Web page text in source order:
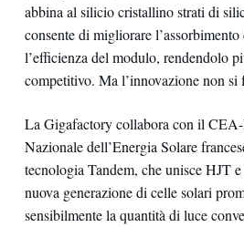
abbina al silicio cristallino strati di
consente di migliorare
l’efficienza del modulo, rendendolo
competitivo. Ma l’innovazione non si
La Gigafactory collabora con il
Nazionale dell’Energia Solare
tecnologia Tandem, che unisce HJT
nuova generazione di celle solari
sensibilmente la quantità di luce